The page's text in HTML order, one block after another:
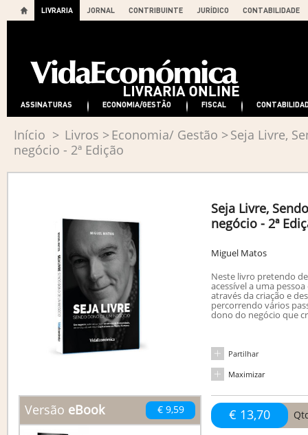
LIVRARIA JORNAL CONTRIBUINTE JURÍDICO CONTABILIDADE
ASSINATURAS ECONOMIA/GESTÃO FISCAL
Início > Livros >Economia/ Gestão >Seja Livre,
negócio - 2ª Edição
Versão eBook € 9,59
Seja Livre,
negócio - 2ª
Miguel Matos
Neste livro pretendo
acessível a uma
através da criação e
percorrendo vários
dono do negócio que
Partilhar
Maximizar
€ 13,70